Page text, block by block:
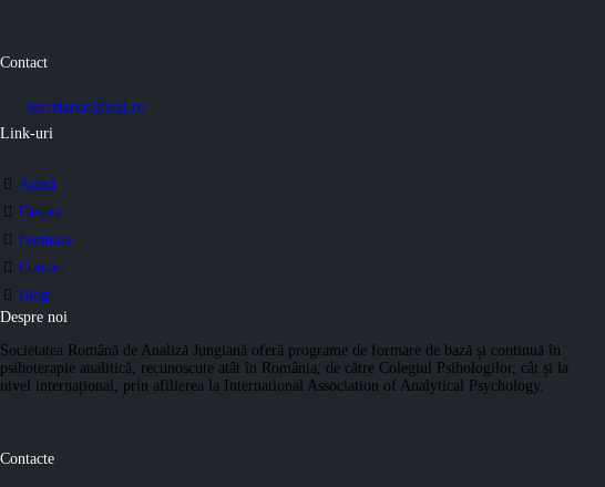
Contact
secretariat@sraj.ro
Link-uri
Acasă
Despre
Formare
Contact
Blog
Despre noi
Societatea Română de Analiză Jungiană oferă programe de formare de bază și continuă în
psihoterapie analitică, recunoscute atât în România, de către Colegiul Psihologilor, cât și la
nivel internațional, prin afilierea la International Association of Analytical Psychology.
Contacte